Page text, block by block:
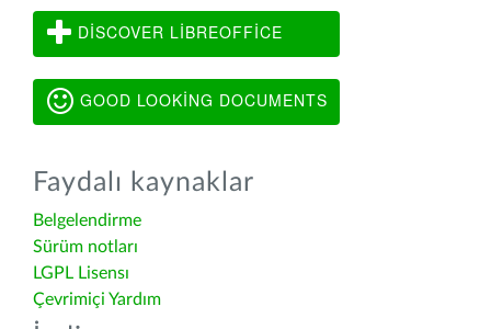
DISCOVER LIBREOFFICE
GOOD LOOKING DOCUMENTS
Faydalı kaynaklar
Belgelendirme
Sürüm notları
LGPL Lisensı
Çevrimiçi Yardım